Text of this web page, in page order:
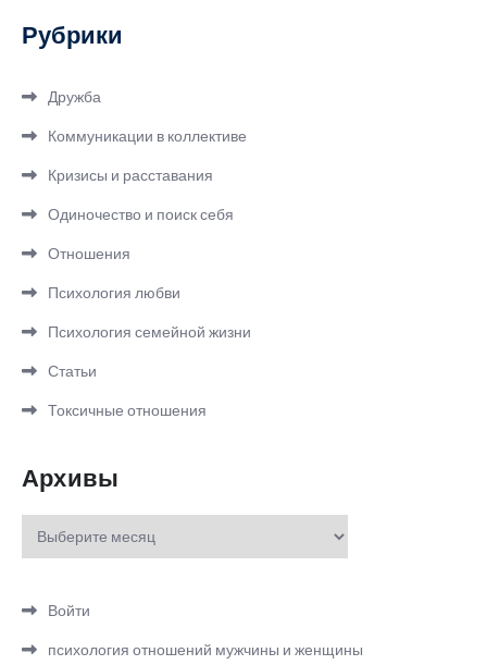
Рубрики
Дружба
Коммуникации в коллективе
Кризисы и расставания
Одиночество и поиск себя
Отношения
Психология любви
Психология семейной жизни
Статьи
Токсичные отношения
Архивы
Архивы
Войти
психология отношений мужчины и женщины